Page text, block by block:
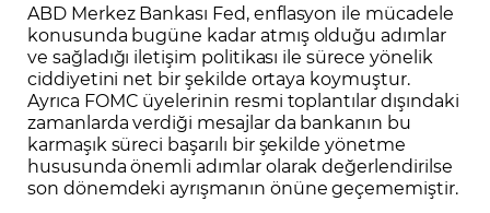
ABD Merkez Bankası Fed, enflasyon ile mücadele
konusunda bugüne kadar atmış olduğu adımlar
ve sağladığı iletişim politikası ile sürece yönelik
ciddiyetini net bir şekilde ortaya koymuştur.
Ayrıca FOMC üyelerinin resmi toplantılar dışındaki
zamanlarda verdiği mesajlar da bankanın bu
karmaşık süreci başarılı bir şekilde yönetme
hususunda önemli adımlar olarak değerlendirilse
son dönemdeki ayrışmanın önüne geçememiştir.